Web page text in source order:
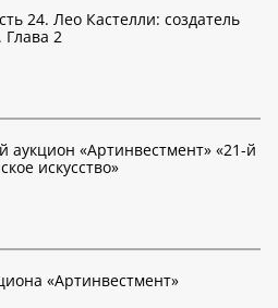
24. Лео Кастелли: создатель
2
аукцион «Артинвестмент» «21-й
искусство»
«Артинвестмент»